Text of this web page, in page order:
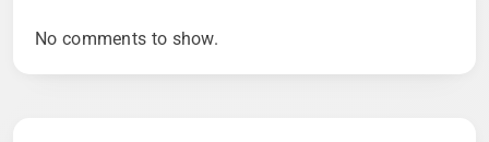
No comments to show.